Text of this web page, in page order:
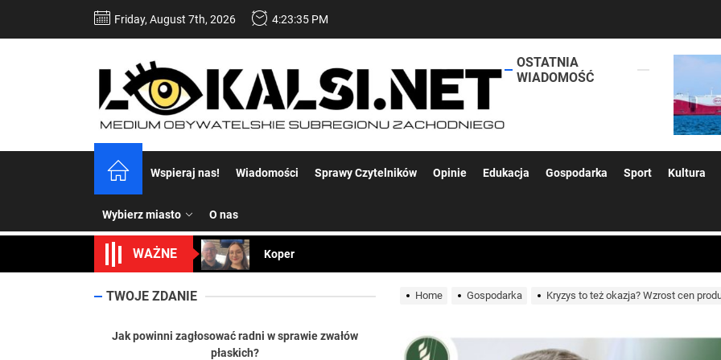
Friday, August 7th, 2026 4:23:36 PM
lokalsi.net
OSTATNIA
WIADOMOŚĆ
Wspieraj nas! Wiadomości Sprawy Czytelników Opinie Edukacja Gospodarka Sport Kultura
Wybierz miasto O nas
WAŻNE
Dość komentowania kolejnych afer w ochronie zdrowia — czas zacząć mówić o
Uwaga Dębieńsko – woda nieprzydatna do spożycia!!!
Ilu mieszkańców ma Rybnik?
Dość komentowania kolejnych afer w ochronie zdrowia — czas zacząć mówić o
Home Gospodarka Kryzys to też okazja? Wzrost cen
TWOJE ZDANIE
Jak powinni zagłosować radni w sprawie zwałów
płaskich?